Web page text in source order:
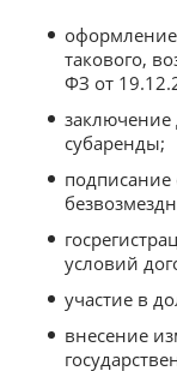
оформление
такового,
ФЗ от
заключение
субаренды;
подписание
условий
участие в
внесение